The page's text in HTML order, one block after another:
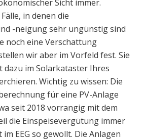
Sicht immer.
in denen die
-neigung sehr ungünstig sind
noch eine Verschattung
wir aber im Vorfeld fest. Sie
dazu im Solarkataster Ihres
Wichtig zu wissen: Die
für eine PV-Anlage
seit 2018 vorrangig mit dem
die Einspeisevergütung immer
EEG so gewollt. Die Anlagen